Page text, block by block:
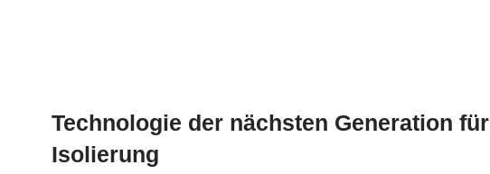
Technologie der nächsten Generation für
Isolierung